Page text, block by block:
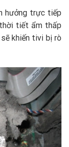
hưởng trực tiếp
tiết ẩm thấp
khiến tivi bị rò